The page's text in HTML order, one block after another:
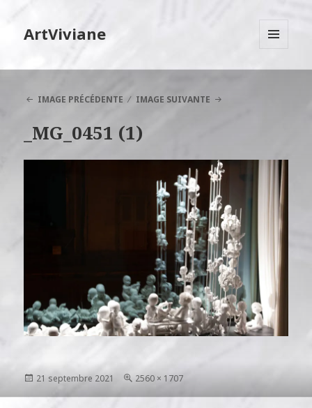
ArtViviane
IMAGE PRÉCÉDENTE
IMAGE SUIVANTE
_MG_0451 (1)
Publié
21 septembre 2021
Taille
2560 × 1707